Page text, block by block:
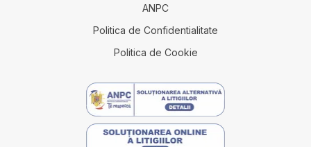
Case de vanzare in Cluj-Napoca Faget
Case de vanzare in Cluj-Napoca Dambul-Rotund
Case de vanzare in Cluj-Napoca Grigorescu
Case de vanzare in Salicea
Terenuri de vanzare
Terenuri de vanzare in Salicea
ANPC
Politica de Confidentialitate
Politica de Cookie